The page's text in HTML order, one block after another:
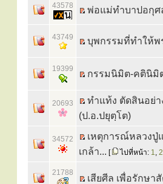
43578 พ่อแม่ทำบาปอกุศ
43749 บุพกรรมที่ทำให้พ
19399 กรรมนิมิต-คตินิมิ
20693
ทำแท้ง ตัดสินอย่า
(ป.อ.ปยุตฺโต)
34572
เหตุการณ์หลวงปู่
เกล้า... [ ไปที่หน้า: 1, 2
21788
เสียศีล เพื่อรักษา